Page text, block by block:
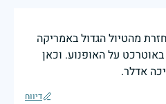
מהטיול הגדול באמריקה
על האופנוע. וכאן
אדלר.
דיווח